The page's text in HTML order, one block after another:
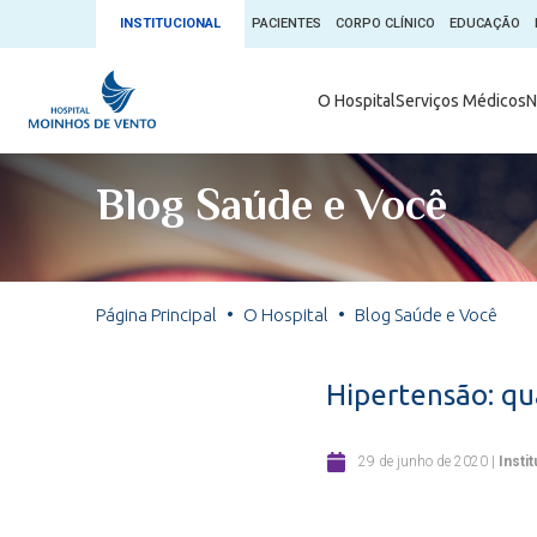
INSTITUCIONAL PACIENTES CORPO CLÍNICO EDUCAÇÃO
O HospitalServiços Médicos
Serviços Médicos
Núcleos e Especialidades
Exames
Fale com o Moinhos
Ambulatório
Comitê de
Conheça o
Blog Saúde
Convênios
Doação de
Escritório
Blog Saúde e Você
Página Principal O Hospital Blog Saúde e Você
Hipertensão:
29 de junho de 2020